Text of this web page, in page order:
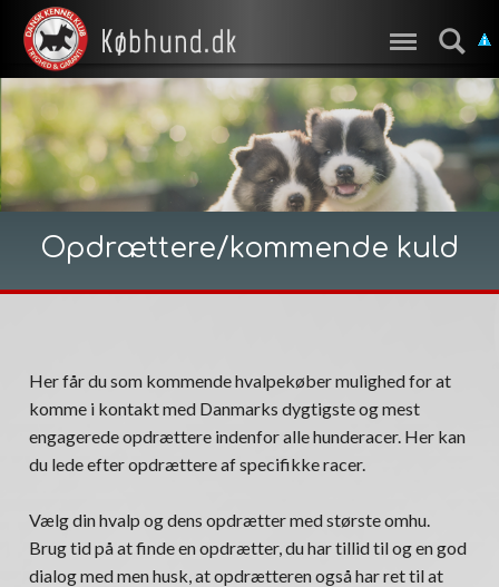
Opdrættere/kommende kuld
Her får du som kommende hvalpekøber mulighed for at
komme i kontakt med Danmarks dygtigste og mest
engagerede opdrættere indenfor alle hunderacer. Her kan
du lede efter opdrættere af specifikke racer.
Vælg din hvalp og dens opdrætter med største omhu.
Brug tid på at finde en opdrætter, du har tillid til og en god
dialog med men husk, at opdrætteren også har ret til at